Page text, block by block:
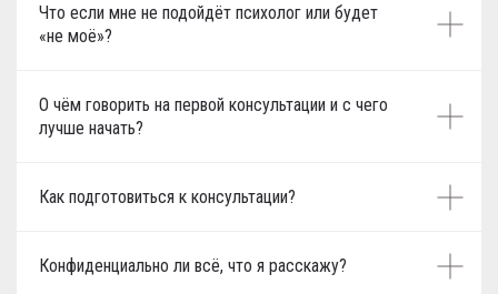
Что если мне не подойдёт психолог или будет
«не моё»?
О чём говорить на первой консультации и с чего
лучше начать?
Как подготовиться к консультации?
Конфиденциально ли всё, что я расскажу?